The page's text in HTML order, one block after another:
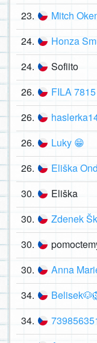
23. Mitch
24. Honza
24. Sofiito
26. FILA 7815
26.
26. Luky 😁
26. Eliška
30. Eliška
30. Zdenek
30.
30. Anna
34.
34.